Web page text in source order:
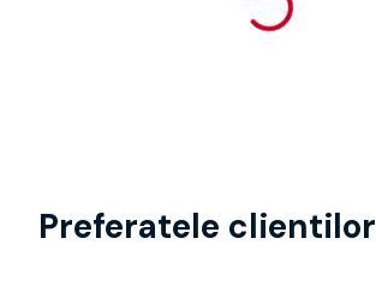
Preferatele clientilor